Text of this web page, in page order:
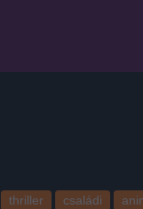
thriller családi